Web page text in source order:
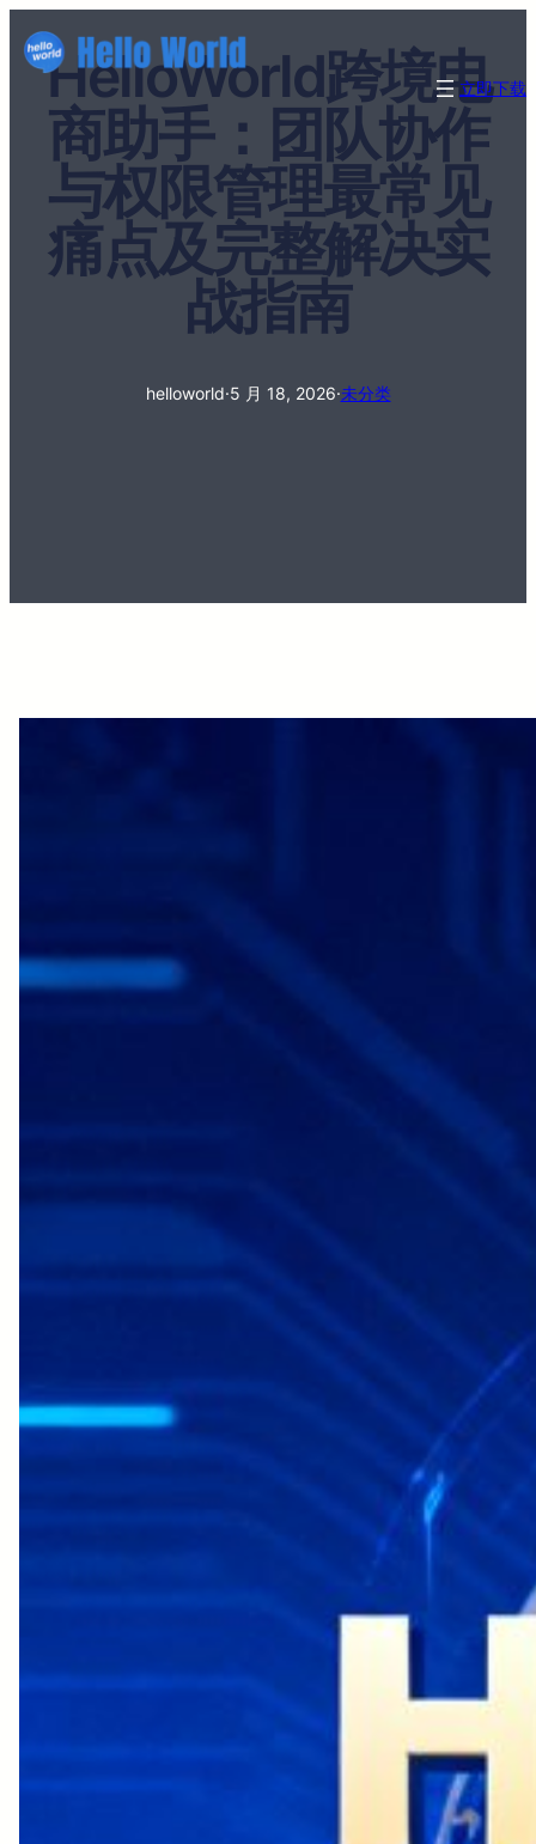
立即下载
HelloWorld跨境电
商助手：团队协作
与权限管理最常见
痛点及完整解决实
战指南
helloworld·5 月 18, 2026·未分类